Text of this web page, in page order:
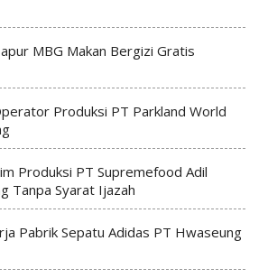
MBG Makan Bergizi Gratis
Produksi PT Parkland World
Produksi PT Supremefood Adil
Tanpa Syarat Ijazah
Pabrik Sepatu Adidas PT Hwaseung